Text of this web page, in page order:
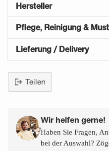
Hersteller
Pflege, Reinigung &
Lieferung / Delivery
Teilen
den
Warenkorb
legen
Wir helfen gerne!
Haben Sie Fragen,
bei der Auswahl?